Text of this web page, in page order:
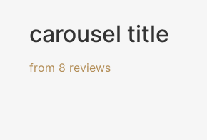
carousel title
from 8 reviews